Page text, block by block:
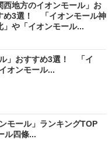
西地方のイオンモール」お
め3選！ 「イオンモール神
」や「イオンモール...
ル」おすすめ3選！ 「イ
オンモール...
モール」ランキングTOP
ル四條...